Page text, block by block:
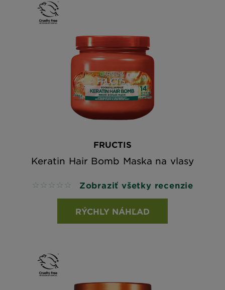
FRUCTIS
Keratin Hair Bomb Maska na vlasy
No reviews Zobraziť všetky recenzie
RÝCHLY NÁHĽAD